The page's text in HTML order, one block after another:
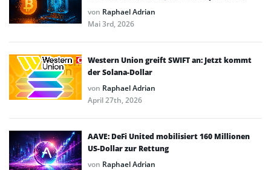
von Raphael Adrian
Mai 3rd, 2026
Western Union greift SWIFT an: Jetzt kommt
der Solana-Dollar
von Raphael Adrian
April 27th, 2026
AAVE: DeFi United mobilisiert 160 Millionen
US-Dollar zur Rettung
von Raphael Adrian